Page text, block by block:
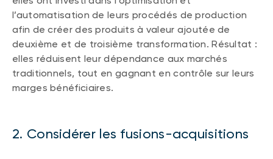
l’automatisation de leurs procédés de production
afin de créer des produits à valeur ajoutée de
deuxième et de troisième transformation. Résultat :
elles réduisent leur dépendance aux marchés
traditionnels, tout en gagnant en contrôle sur leurs
marges bénéficiaires.
2. Considérer les fusions-acquisitions